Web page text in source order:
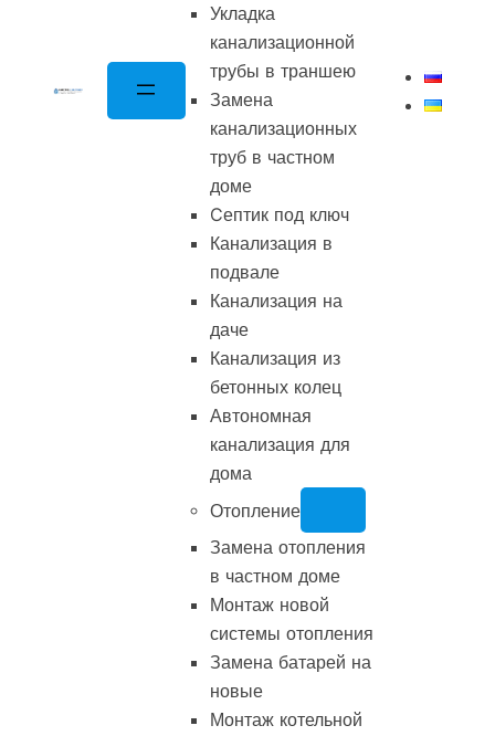
Укладка
канализационной
трубы в траншею
Замена
канализационных
труб в частном
доме
Cептик под ключ
Канализация в
подвале
Канализация на
даче
Канализация из
бетонных колец
Автономная
канализация для
дома
Отопление
Замена отопления
в частном доме
Монтаж новой
системы отопления
Замена батарей на
новые
Монтаж котельной